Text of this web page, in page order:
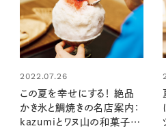
2022.07.26
この夏を幸せにする！ 絶品
かき氷と鯛焼きの名店案内：
kazumiとワヌ山の和菓子の